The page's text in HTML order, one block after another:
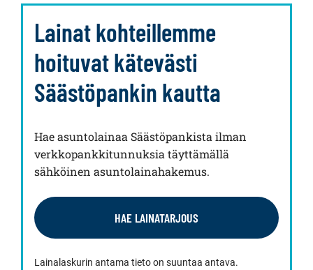
Lainat kohteillemme
hoituvat kätevästi
Säästöpankin kautta
Hae asuntolainaa Säästöpankista ilman
verkkopankkitunnuksia täyttämällä
sähköinen asuntolainahakemus.
HAE LAINATARJOUS
Lainalaskurin antama tieto on suuntaa antava.